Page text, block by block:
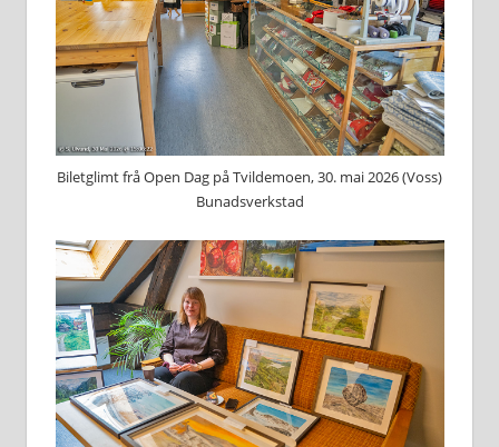
Biletglimt frå Open Dag på Tvildemoen, 30. mai 2026 (Voss)
Bunadsverkstad